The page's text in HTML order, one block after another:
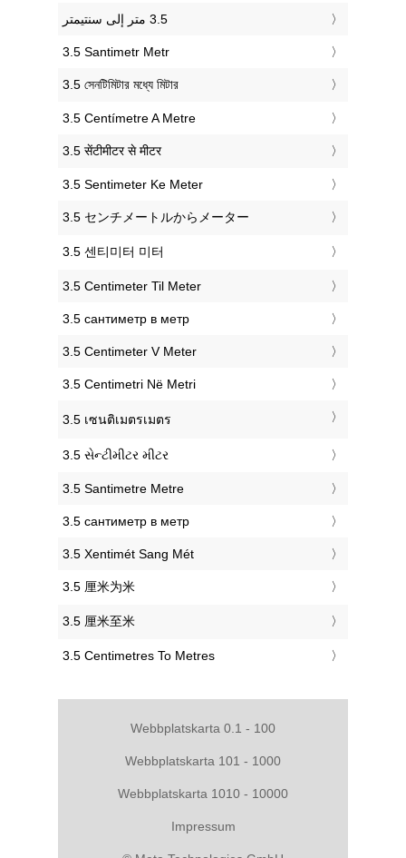
‎3.5 Santimetr Metr
‎3.5 সেনটিমিটার মধ্যে মিটার
‎3.5 Centímetre A Metre
‎3.5 सेंटीमीटर से मीटर
‎3.5 Sentimeter Ke Meter
‎3.5 センチメートルからメーター
‎3.5 센티미터 미터
‎3.5 Centimeter Til Meter
‎3.5 сантиметр в метр
‎3.5 Centimeter V Meter
‎3.5 Centimetri Në Metri
‎3.5 เซนติเมตรเมตร
‎3.5 સેન્ટીમીટર મીટર
‎3.5 Santimetre Metre
‎3.5 сантиметр в метр
‎3.5 Xentimét Sang Mét
‎3.5 厘米为米
‎3.5 厘米至米
‎3.5 Centimetres To Metres
Webbplatskarta 0.1 - 100
Webbplatskarta 101 - 1000
Webbplatskarta 1010 - 10000
Impressum